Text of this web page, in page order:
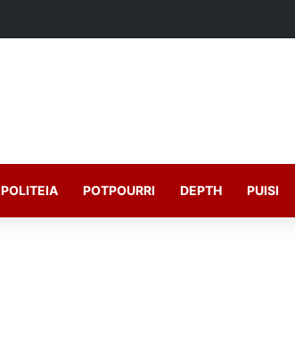
POLITEIA POTPOURRI DEPTH PUISI